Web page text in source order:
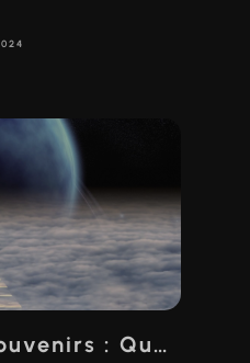
Mémoires et Souvenirs : Quand la Science Rencontre la Spiritualité